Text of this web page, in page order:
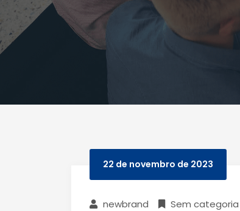
22 de novembro de 2023
newbrand Sem categoria